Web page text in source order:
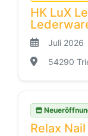
HK LuX
Juli 2026
54290
Relax